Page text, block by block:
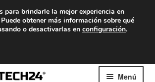
desde 7 EUR
viernes de 9 a. m. a 4 p. m.
Menú
para brindarle la mejor experiencia en
Puede obtener más información sobre qué
o desactivarlas en configuración.